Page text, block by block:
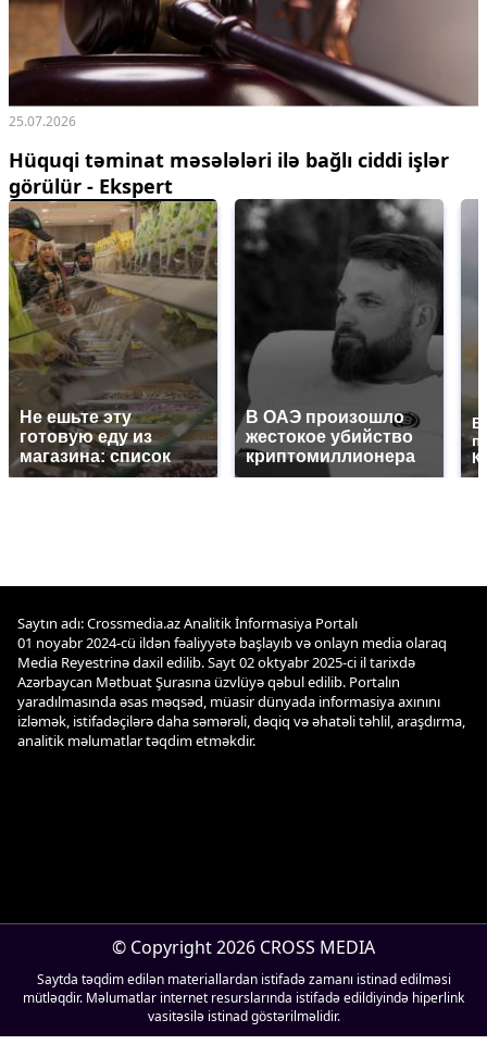
25.07.2026
Hüquqi təminat məsələləri ilə bağlı ciddi işlər
görülür - Ekspert
Не ешьте эту
готовую еду из
магазина: список
В ОАЭ произошло
жестокое убийство
криптомиллионера
Saytın adı: Crossmedia.az Analitik İnformasiya Portalı
01 noyabr 2024-cü ildən fəaliyyətə başlayıb və onlayn media olaraq
Media Reyestrinə daxil edilib. Sayt 02 oktyabr 2025-ci il tarixdə
Azərbaycan Mətbuat Şurasına üzvlüyə qəbul edilib. Portalın
yaradılmasında əsas məqsəd, müasir dünyada informasiya axınını
izləmək, istifadəçilərə daha səmərəli, dəqiq və əhatəli təhlil, araşdırma,
analitik məlumatlar təqdim etməkdir.
© Copyright 2026 CROSS MEDIA
Saytda təqdim edilən materiallardan istifadə zamanı istinad edilməsi
mütləqdir. Məlumatlar internet resurslarında istifadə edildiyində hiperlink
vasitəsilə istinad göstərilməlidir.